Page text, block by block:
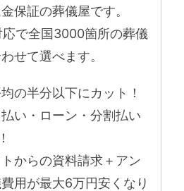
保証の葬儀屋です。
で全国3000箇所の葬儀
せて選べます。
の半分以下にカット！
い・ローン・分割払い
からの資料請求＋アン
用が最大6万円安くなり